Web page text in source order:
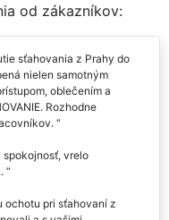
od zákazníkov:
sťahovania z Prahy do
nielen samotným
oblečením a
Rozhodne
spokojnosť, vrelo
ochotu pri sťahovaní z